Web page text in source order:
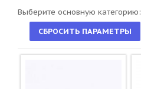
Выберите основную категорию: